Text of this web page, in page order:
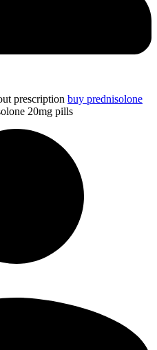
prescription buy prednisolone
20mg pills